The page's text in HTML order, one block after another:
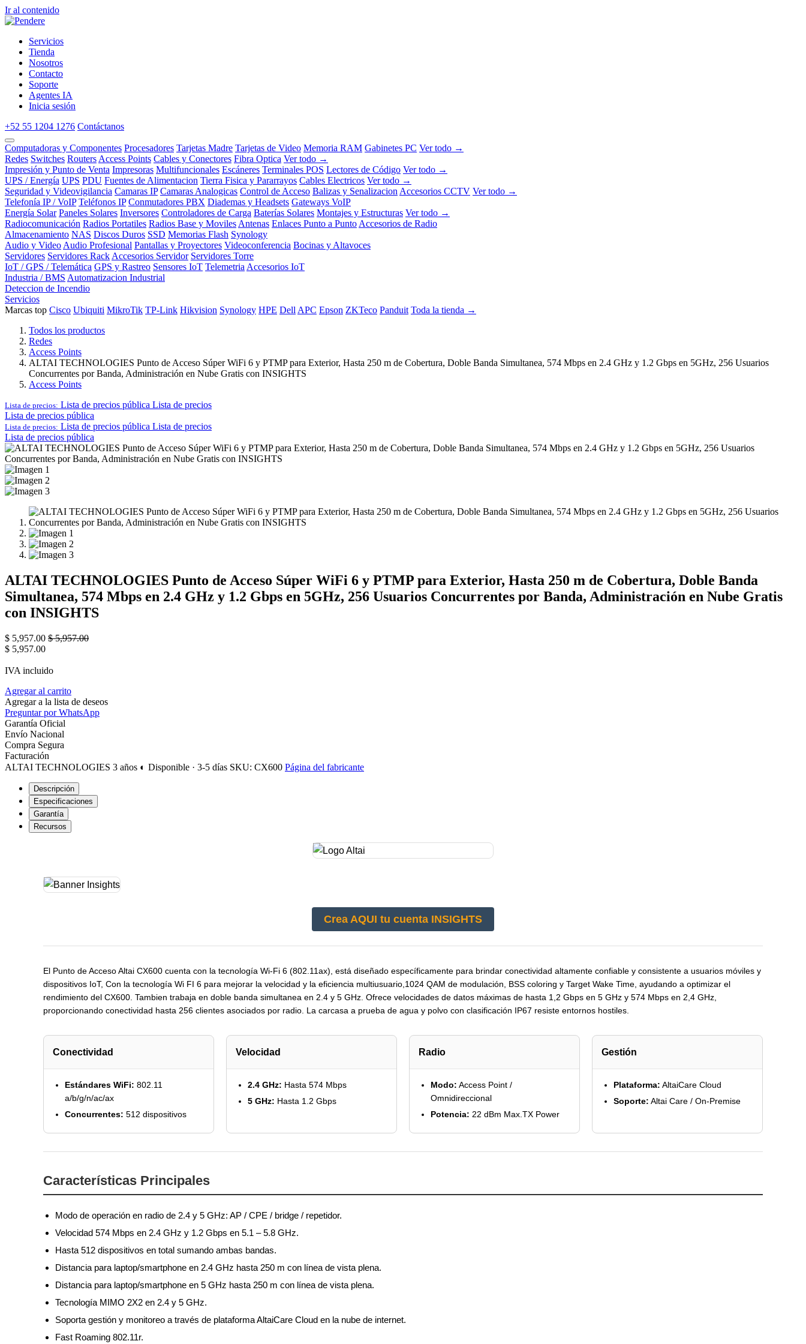
Ir al contenido
Servicios
Tienda
Nosotros
Contacto
Soporte
Agentes IA
Inicia sesión
+52 55 1204 1276 Contáctanos
Computadoras y Componentes Procesadores Tarjetas Madre Tarjetas de Video Memoria RAM Gabinetes PC Ver todo →
Redes Switches Routers Access Points Cables y Conectores Fibra Optica Ver todo →
Impresión y Punto de Venta Impresoras Multifuncionales Escáneres Terminales POS Lectores de Código Ver todo →
UPS / Energía UPS PDU Fuentes de Alimentacion Tierra Fisica y Pararrayos Cables Electricos Ver todo →
Seguridad y Videovigilancia Camaras IP Camaras Analogicas Control de Acceso Balizas y Senalizacion Accesorios CCTV Ver todo →
Telefonía IP / VoIP Teléfonos IP Conmutadores PBX Diademas y Headsets Gateways VoIP
Energía Solar Paneles Solares Inversores Controladores de Carga Baterías Solares Montajes y Estructuras Ver todo →
Radiocomunicación Radios Portatiles Radios Base y Moviles Antenas Enlaces Punto a Punto Accesorios de Radio
Almacenamiento NAS Discos Duros SSD Memorias Flash Synology
Audio y Video Audio Profesional Pantallas y Proyectores Videoconferencia Bocinas y Altavoces
Servidores Servidores Rack Accesorios Servidor Servidores Torre
IoT / GPS / Telemática GPS y Rastreo Sensores IoT Telemetria Accesorios IoT
Industria / BMS Automatizacion Industrial
Deteccion de Incendio
Servicios
Marcas top Cisco Ubiquiti MikroTik TP-Link Hikvision Synology HPE Dell APC Epson ZKTeco Panduit Toda la tienda →
Todos los productos
Redes
Access Points
ALTAI TECHNOLOGIES Punto de Acceso Súper WiFi 6 y PTMP para Exterior, Hasta 250 m de Cobertura, Doble Banda Simultanea, 574 Mbps en 2.4 GHz y 1.2 Gbps en 5GHz, 256 Usuarios
Concurrentes por Banda, Administración en Nube Gratis con INSIGHTS
Access Points
Lista de precios: Lista de precios pública Lista de precios
Lista de precios pública
Lista de precios: Lista de precios pública Lista de precios
Lista de precios pública
ALTAI TECHNOLOGIES Punto de Acceso Súper WiFi 6 y PTMP para Exterior, Hasta 250 m de Cobertura, Doble Banda
Simultanea, 574 Mbps en 2.4 GHz y 1.2 Gbps en 5GHz, 256 Usuarios Concurrentes por Banda, Administración en Nube Gratis
con INSIGHTS
$ 5,957.00 $5,957.00
$ 5,957.00
IVA incluido
Agregar al carrito
Agregar a la lista de deseos
Preguntar por WhatsApp
Garantía Oficial
Envío Nacional
Compra Segura
Facturación
ALTAI TECHNOLOGIES 3 años ◐ Disponible · 3-5 días SKU: CX600 Página del fabricante
Descripción
Especificaciones
Garantía
Recursos
Crea AQUI tu cuenta INSIGHTS
El Punto de Acceso Altai CX600 cuenta con la tecnología Wi-Fi 6 (802.11ax), está diseñado específicamente para brindar conectividad altamente confiable y consistente a usuarios móviles y
dispositivos IoT, Con la tecnología Wi FI 6 para mejorar la velocidad y la eficiencia multiusuario,1024 QAM de modulación, BSS coloring y Target Wake Time, ayudando a optimizar el
rendimiento del CX600. Tambien trabaja en doble banda simultanea en 2.4 y 5 GHz. Ofrece velocidades de datos máximas de hasta 1,2 Gbps en 5 GHz y 574 Mbps en 2,4 GHz,
proporcionando conectividad hasta 256 clientes asociados por radio. La carcasa a prueba de agua y polvo con clasificación IP67 resiste entornos hostiles.
Conectividad
Estándares WiFi: 802.11
a/b/g/n/ac/ax
Concurrentes: 512 dispositivos
Velocidad
2.4 GHz: Hasta 574 Mbps
5 GHz: Hasta 1.2 Gbps
Radio
Modo: Access Point /
Omnidireccional
Potencia: 22 dBm Max.TX Power
Gestión
Plataforma: AltaiCare Cloud
Soporte: Altai Care / On-Premise
Características Principales
Modo de operación en radio de 2.4 y 5 GHz: AP / CPE / bridge / repetidor.
Velocidad 574 Mbps en 2.4 GHz y 1.2 Gbps en 5.1 – 5.8 GHz.
Hasta 512 dispositivos en total sumando ambas bandas.
Distancia para laptop/smartphone en 2.4 GHz hasta 250 m con línea de vista plena.
Distancia para laptop/smartphone en 5 GHz hasta 250 m con línea de vista plena.
Tecnología MIMO 2X2 en 2.4 y 5 GHz.
Soporta gestión y monitoreo a través de plataforma AltaiCare Cloud en la nube de internet.
Fast Roaming 802.11r.